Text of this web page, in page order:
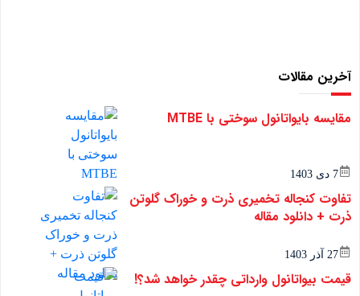
آخرین مقالات
مقایسه بایواتانول سوختی با MTBE
7 دی 1403
تفاوت کنجاله تخمیری ذرت و خوراک گلوتن
ذرت + دانلود مقاله
27 آذر 1403
قیمت بیواتانول وارداتی چقدر خواهد شد؟!